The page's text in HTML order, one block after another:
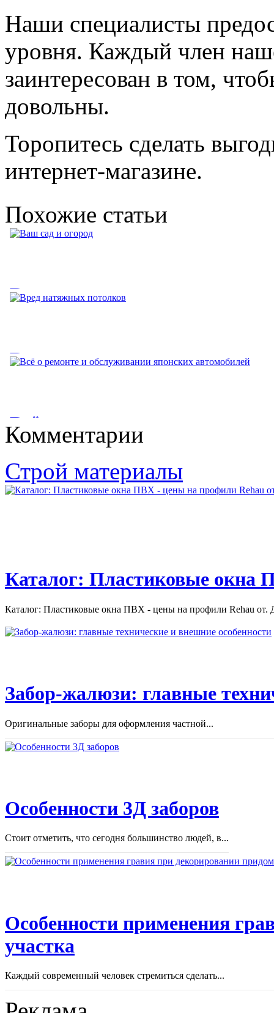
Наши специалисты
уровня. Каждый член
заинтересован в том,
довольны.
Торопитесь сделать
интернет-магазине.
Похожие статьи
Ваш сад и огород
Вред натяжных потолков
Всё о ремонте и
обслуживании японских
автомобилей
Всё о ремонте и обслуживании японских автомобилей.
Комментарии
Строй материалы
Каталог: Пластиковые окна
Каталог: Пластиковые окна ПВХ - цены на профили Rehau от.
Забор-жалюзи: главные
Оригинальные заборы для оформления частной...
Особенности 3Д заборов
Стоит отметить, что сегодня большинство людей, в...
Особенности применения
участка
Каждый современный человек стремиться сделать...